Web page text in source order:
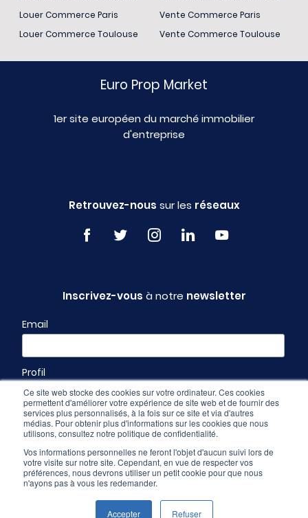
Ce site web stocke des cookies sur votre ordinateur. Ces cookies
permettent d'améliorer votre expérience de site web et de fournir des
services plus personnalisés, à la fois sur ce site et via d'autres
médias. Pour obtenir plus d'informations sur les cookies que nous
utilisons, consultez notre politique de confidentialité.
Vos informations personnelles ne feront l'objet d'aucun suivi lors de
votre visite sur notre site. Cependant, en vue de respecter vos
préférences, nous devrons utiliser un petit cookie pour que nous
n'ayons pas à vous les redemander.
Accepter Refuser
Louer Commerce Paris
Louer Commerce Toulouse
Vente Commerce Paris
Vente Commerce Toulouse
Euro Prop Market
1er site européen du marché immobilier
d'entreprise
Retrouvez-nous sur les réseaux
Inscrivez-vous à notre newsletter
Email
Profil
Espace pro - CGU & mentions légales